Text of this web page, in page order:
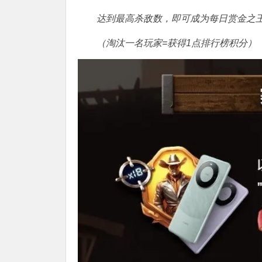
达到最高杀敌数，即可成为每日赏金之
（淘汰一名玩家=获得1点排行榜积分）